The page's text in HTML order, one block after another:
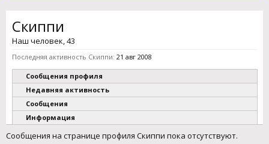
Скиппи
Наш человек, 43
Последняя активность Скиппи: 21 авг 2008
Сообщения профиля
Недавняя активность
Сообщения
Информация
Сообщения на странице профиля Скиппи пока отсутствуют.